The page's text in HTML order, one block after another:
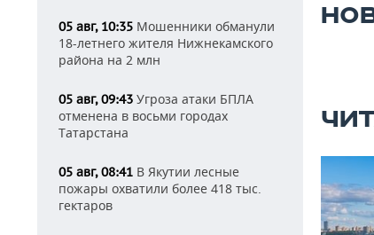
05 авг, 10:35 Мошенники обманули
18-летнего жителя Нижнекамского
района на 2 млн
05 авг, 09:43 Угроза атаки БПЛА
отменена в восьми городах
Татарстана
05 авг, 08:41 В Якутии лесные
пожары охватили более 418 тыс.
гектаров